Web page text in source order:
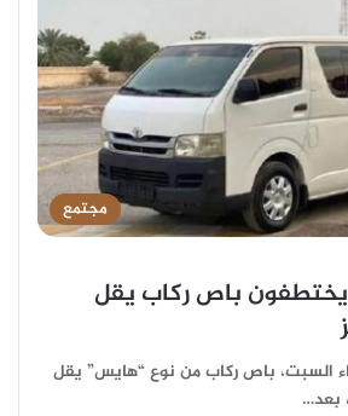
قنا.. أقدم ميناء في الجزيرة العربية لتجارة
| الطريق إلى سقطرى
16 مايو، 2020
العنبر في جزيرة سقطرى
25 أكتوبر، 2022 مجتمع
باص ركاب يقل
السبت، باص ركاب من نوع “هايس” يقل
بعد…